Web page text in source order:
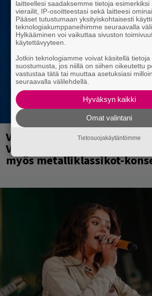
Valtava Yle 100 vuotta -
Veikkaus Arenalla
myös metalliklassikot-
laitteellesi saadaksemme tietoja esimerkiksi
vierailit, IP-osoitteestasi sekä laitteesi
Pääset tutustumaan yksityiskohtaisesti
teknologiakumppaneihimme seuraavalla
Hylkääminen voi vaikuttaa sivuston
käytettävyyteen.
Jotkin teknologiamme voivat käsitellä tietoja
suostumusta, jos niillä on siihen oikeutettu
vastustaa tätä tai muuttaa asetuksiasi
seuraavalla välilehdellä.
Hyväksyn kaikki
Omat valintani
Tietosuojakäytäntömme